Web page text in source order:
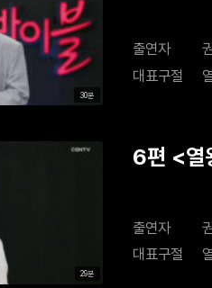
30분
출연자
대표구절
29분
6편 <열
출연자
대표구절